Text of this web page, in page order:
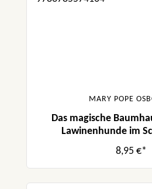
MARY POPE
Das magische
Lawinenhunde im
8,95 €*